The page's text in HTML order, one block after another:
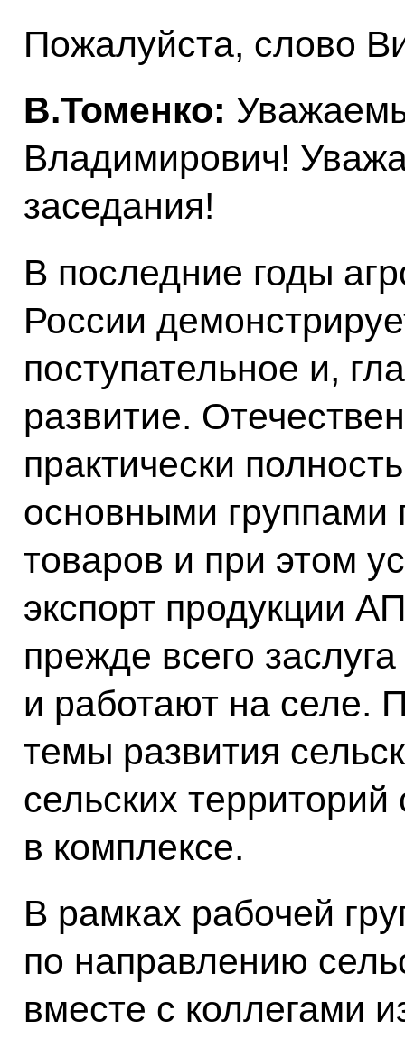
Пожалуйста, слово
В.Томенко:
Владимирович!
заседания!
В последние годы
России
поступательное и,
развитие.
практически
основными группами
товаров и при этом
экспорт продукции
прежде всего
и работают на селе.
темы развития
сельских
в комплексе.
В рамках рабочей
по направлению
вместе с коллегами